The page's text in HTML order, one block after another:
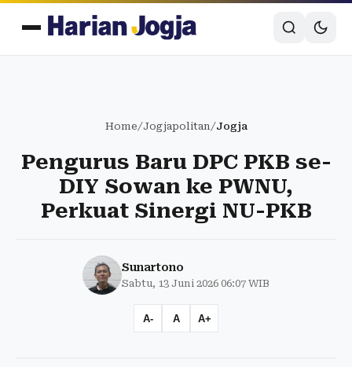
Home/Jogjapolitan/Jogja
Pengurus Baru DPC PKB se-
DIY Sowan ke PWNU,
Perkuat Sinergi NU-PKB
Sunartono
Sabtu, 13 Juni 2026 06:07 WIB
A- A A+